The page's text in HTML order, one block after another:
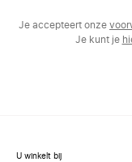
Je accepteert onze
Je kunt je
U winkelt bij